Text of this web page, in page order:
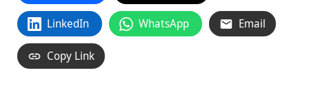
LinkedIn WhatsApp Email
Copy Link